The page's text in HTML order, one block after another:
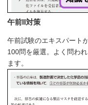
午前II対策
午前試験のエキスパート
100問を厳選。よく問わ
ます。